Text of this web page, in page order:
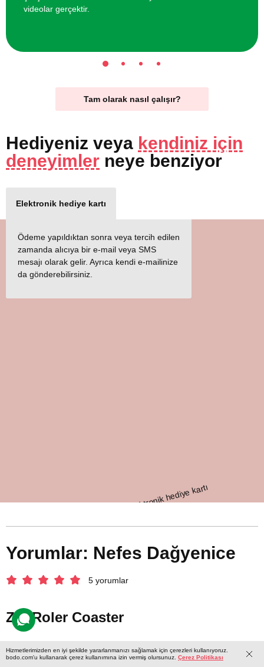
videolar gerçektir.
Tam olarak nasıl çalışır?
Hediyeniz veya kendiniz için
deneyimler neye benziyor
Elektronik hediye kartı
Ödeme yapıldıktan sonra veya tercih edilen
zamanda alıcıya bir e-mail veya SMS
mesajı olarak gelir. Ayrıca kendi e-mailinize
da gönderebilirsiniz.
Yorumlar: Nefes Dağyenice
5 yorumlar
Zip Roler Coaster
Hizmetlerimizden en iyi şekilde yararlanmanızı sağlamak için çerezleri kullanıyoruz.
bodo.com'u kullanarak çerez kullanımına izin vermiş olursunuz. Çerez Politikası